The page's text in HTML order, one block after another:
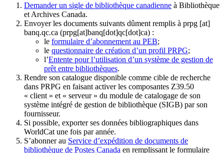
Demander un sigle de bibliothèque canadienne à Bibliothèque
et Archives Canada.
Envoyer les documents suivants dûment remplis à prpg [at]
banq.qc.ca (prpg[at]banq[dot]qc[dot]ca) :
le formulaire d’abonnement au PEB;
le questionnaire de création d’un profil PRPG;
l’Entente pour l’utilisation d’un système de gestion de
prêt entre bibliothèques.
Rendre son catalogue disponible comme cible de recherche
dans PRPG en faisant activer les composantes Z39.50
« client » et « serveur » du module de catalogage de son
système intégré de gestion de bibliothèque (SIGB) par son
fournisseur.
Si possible, exporter ses données bibliographiques dans
WorldCat une fois par année.
S’abonner au Service d’expédition de documents de
bibliothèque de Postes Canada en remplissant le formulaire